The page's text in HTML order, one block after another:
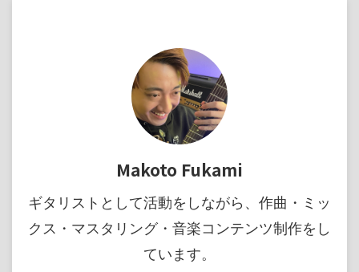
Makoto Fukami
ギタリストとして活動をしながら、作曲・ミッ
クス・マスタリング・音楽コンテンツ制作をし
ています。